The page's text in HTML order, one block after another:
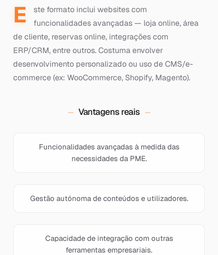
E
ste formato inclui websites com
funcionalidades avançadas — loja online, área
de cliente, reservas online, integrações com
ERP/CRM, entre outros. Costuma envolver
desenvolvimento personalizado ou uso de CMS/e-
commerce (ex: WooCommerce, Shopify, Magento).
Vantagens reais
Funcionalidades avançadas à medida das
necessidades da PME.
Gestão autónoma de conteúdos e utilizadores.
Capacidade de integração com outras
ferramentas empresariais.